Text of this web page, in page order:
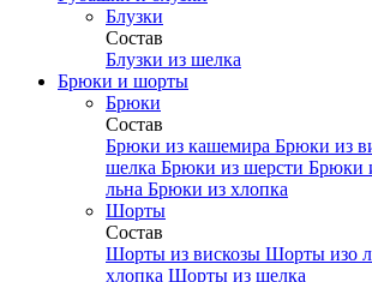
Блузки
Состав
Блузки из шелка
Брюки и шорты
Брюки
Состав
Брюки из кашемира Брюки из
шелка Брюки из шерсти Брюки
льна Брюки из хлопка
Шорты
Состав
Шорты из вискозы Шорты изо
хлопка Шорты из шелка